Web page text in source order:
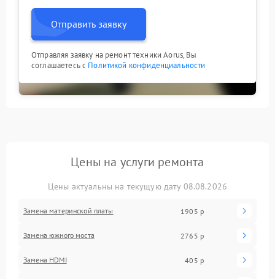
Отправить заявку
Отправляя заявку на ремонт техники Aorus, Вы
соглашаетесь с Политикой конфиденциальности
Цены на услуги ремонта
Цены актуальны на текущую дату 08.08.2026
Замена материнской платы 1905 р
Замена южного моста 2765 р
Замена HDMI 405 р